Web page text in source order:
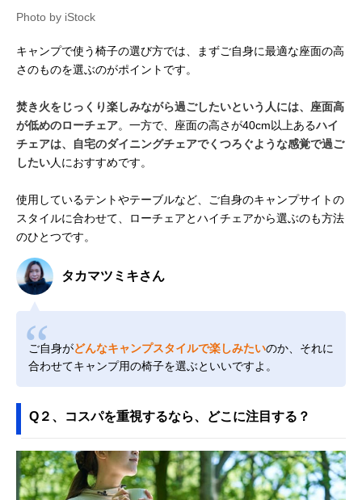
Photo by iStock
キャンプで使う椅子の選び方では、まずご自身に最適な座面の高
さのものを選ぶのがポイントです。
焚き火をじっくり楽しみながら過ごしたいという人には、座面高
が低めのローチェア。一方で、座面の高さが40cm以上あるハイ
チェアは、自宅のダイニングチェアでくつろぐような感覚で過ご
したい人におすすめです。
使用しているテントやテーブルなど、ご自身のキャンプサイトの
スタイルに合わせて、ローチェアとハイチェアから選ぶのも方法
のひとつです。
タカマツミキさん
ご自身がどんなキャンプスタイルで楽しみたいのか、それに
合わせてキャンプ用の椅子を選ぶといいですよ。
Q２、コスパを重視するなら、どこに注目する？